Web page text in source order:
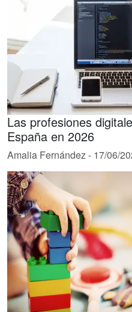
Las profesiones
España en 2026
Amalia Fernández- 17/06/